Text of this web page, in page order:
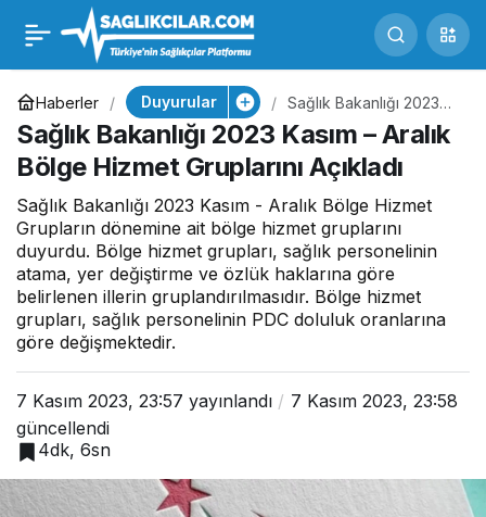
Haberler Duyurular
Sağlık Bakanlığı 2023
Kasım – Aralık Bölge
Hizmet Gruplarını
Açıkladı
Sağlık Bakanlığı 2023 Kasım – Aralık
Bölge Hizmet Gruplarını Açıkladı
Sağlık Bakanlığı 2023 Kasım - Aralık Bölge Hizmet
Grupların dönemine ait bölge hizmet gruplarını
duyurdu. Bölge hizmet grupları, sağlık personelinin
atama, yer değiştirme ve özlük haklarına göre
belirlenen illerin gruplandırılmasıdır. Bölge hizmet
grupları, sağlık personelinin PDC doluluk oranlarına
göre değişmektedir.
7 Kasım 2023, 23:57 yayınlandı
7 Kasım 2023, 23:58
güncellendi
4dk, 6sn
114.Dönem Devlet
Hizmeti Yükümlülüğü
Kurası İlanı
Yayımlandı
Paylaş